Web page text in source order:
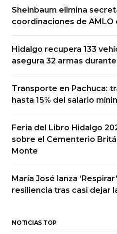
Sheinbaum elimina
coordinaciones de AMLO
Hidalgo recupera 133
asegura 32 armas
Transporte en Pachuca:
hasta 15% del salario
Feria del Libro Hidalgo
sobre el Cementerio
Monte
María José lanza
resiliencia tras casi dejar
NOTICIAS TOP